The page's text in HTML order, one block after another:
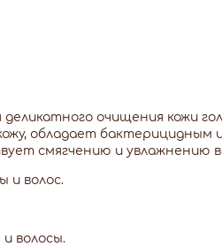
деликатного очищения кожи
обладает
смягчению и увлажнению
и волос.
волосы.